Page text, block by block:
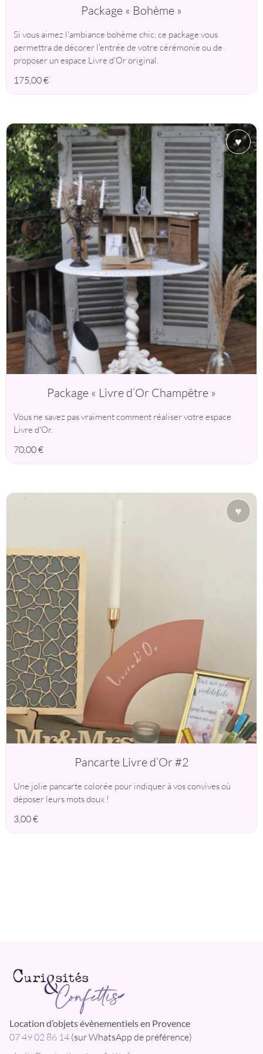
Package « Bohème »
Si vous aimez l'ambiance bohème chic, ce package vous
permettra de décorer l'entrée de votre cérémonie ou de
proposer un espace Livre d'Or original.
175,00€
♥
Package « Livre d’Or Champêtre »
Vous ne savez pas vraiment comment réaliser votre espace
Livre d'Or.
70,00€
♥
Pancarte Livre d’Or #2
Une jolie pancarte colorée pour indiquer à vos convives où
déposer leurs mots doux !
3,00€
Location d’objets évènementiels en Provence
07 49 02 86 14 (sur WhatsApp de préférence)